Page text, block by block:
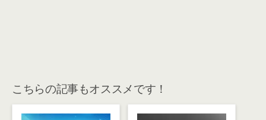
こちらの記事もオススメです！